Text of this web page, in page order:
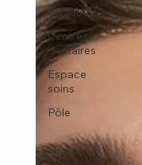
Clinique
Centres
dentaires
Espace
soins
Pôle